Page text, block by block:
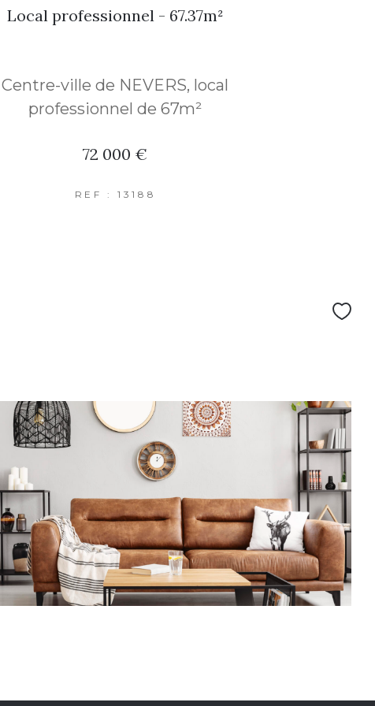
Local professionnel - 67.37m²
Centre-ville de NEVERS, local
professionnel de 67m²
72 000 €
REF : 13188